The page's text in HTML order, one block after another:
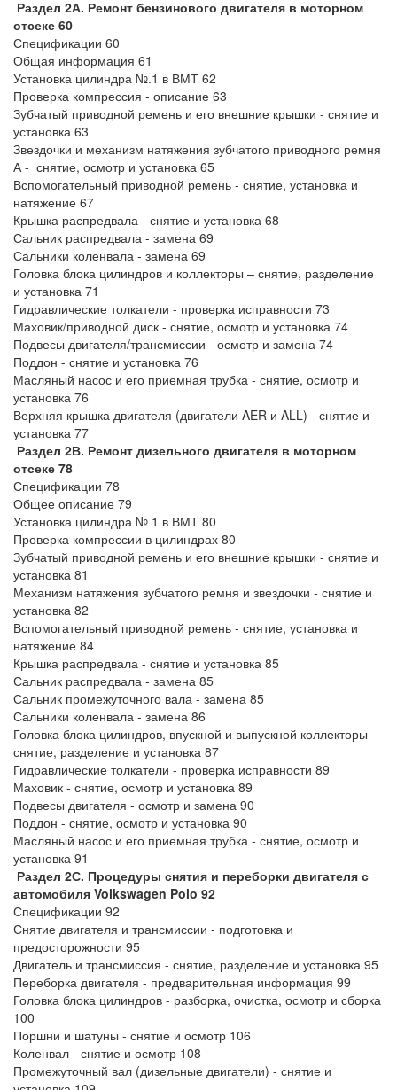
Раздел 2А. Ремонт бензинового двигателя в моторном
отсеке 60
Спецификации 60
Общая информация 61
Установка цилиндра №.1 в ВМТ 62
Проверка компрессия - описание 63
Зубчатый приводной ремень и его внешние крышки - снятие и
установка 63
Звездочки и механизм натяжения зубчатого приводного ремня
А - снятие, осмотр и установка 65
Вспомогательный приводной ремень - снятие, установка и
натяжение 67
Крышка распредвала - снятие и установка 68
Сальник распредвала - замена 69
Сальники коленвала - замена 69
Головка блока цилиндров и коллекторы – снятие, разделение
и установка 71
Гидравлические толкатели - проверка исправности 73
Маховик/приводной диск - снятие, осмотр и установка 74
Подвесы двигателя/трансмиссии - осмотр и замена 74
Поддон - снятие и установка 76
Масляный насос и его приемная трубка - снятие, осмотр и
установка 76
Верхняя крышка двигателя (двигатели AER и ALL) - снятие и
установка 77
Раздел 2В. Ремонт дизельного двигателя в моторном
отсеке 78
Спецификации 78
Общее описание 79
Установка цилиндра № 1 в ВМТ 80
Проверка компрессии в цилиндрах 80
Зубчатый приводной ремень и его внешние крышки - снятие и
установка 81
Механизм натяжения зубчатого ремня и звездочки - снятие и
установка 82
Вспомогательный приводной ремень - снятие, установка и
натяжение 84
Крышка распредвала - снятие и установка 85
Сальник распредвала - замена 85
Сальник промежуточного вала - замена 85
Сальники коленвала - замена 86
Головка блока цилиндров, впускной и выпускной коллекторы -
снятие, разделение и установка 87
Гидравлические толкатели - проверка исправности 89
Маховик - снятие, осмотр и установка 89
Подвесы двигателя - осмотр и замена 90
Поддон - снятие, осмотр и установка 90
Масляный насос и его приемная трубка - снятие, осмотр и
установка 91
Раздел 2С. Процедуры снятия и переборки двигателя с
автомобиля Volkswagen Polo 92
Спецификации 92
Снятие двигателя и трансмиссии - подготовка и
предосторожности 95
Двигатель и трансмиссия - снятие, разделение и установка 95
Переборка двигателя - предварительная информация 99
Головка блока цилиндров - разборка, очистка, осмотр и сборка
100
Поршни и шатуны - снятие и осмотр 106
Коленвал - снятие и осмотр 108
Промежуточный вал (дизельные двигатели) - снятие и